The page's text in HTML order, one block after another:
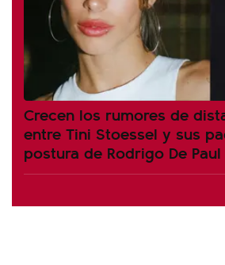
Crecen los rumores de
entre Tini Stoessel y sus
postura de Rodrigo De Paul